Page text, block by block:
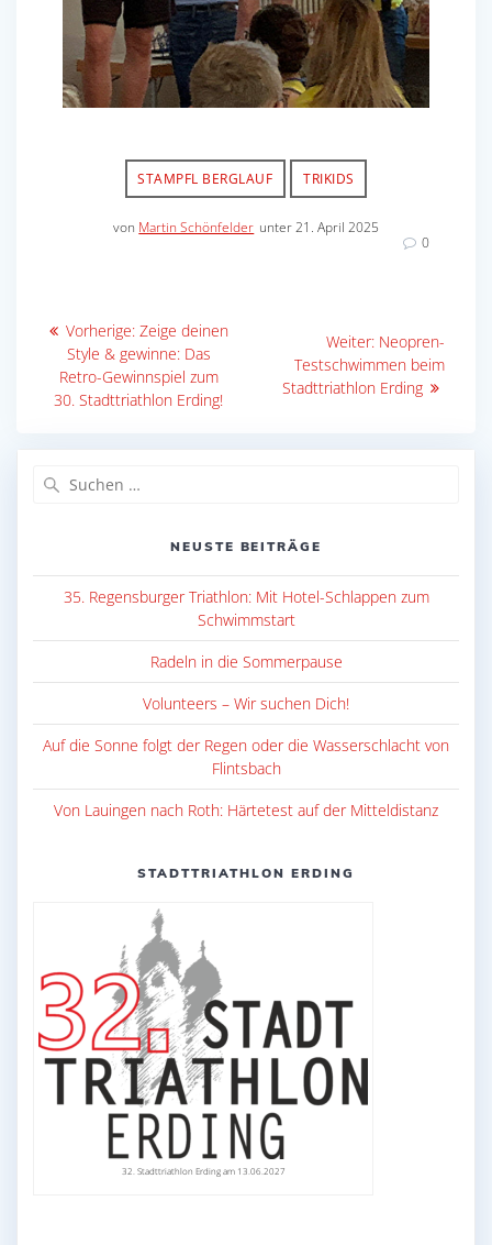
STAMPFL BERGLAUF TRIKIDS
von Martin Schönfelder unter 21. April 2025
0
Beitragsnavigation
Vorherige: Vorheriger
Beitrag:
Zeige deinen
Style & gewinne: Das
Retro-Gewinnspiel zum
30. Stadttriathlon Erding!
Weiter: Nächster
Beitrag:
Neopren-
Testschwimmen beim
Stadttriathlon Erding
NEUSTE BEITRÄGE
35. Regensburger Triathlon: Mit Hotel-Schlappen zum
Schwimmstart
Radeln in die Sommerpause
Volunteers – Wir suchen Dich!
Auf die Sonne folgt der Regen oder die Wasserschlacht von
Flintsbach
Von Lauingen nach Roth: Härtetest auf der Mitteldistanz
STADTTRIATHLON ERDING
32. Stadttriathlon Erding am 13.06.2027